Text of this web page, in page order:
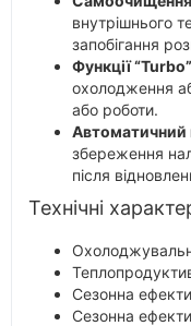
внутрішнього
запобігання
Функції
охолодження
або роботи.
Автоматичний
збереження
після
Технічні
Сезонна
Сезонна